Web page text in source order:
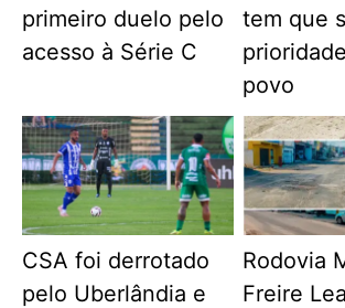
primeiro duelo pelo
acesso à Série C
tem que
povo
CSA foi derrotado
pelo Uberlândia e
Rodovia
Freire